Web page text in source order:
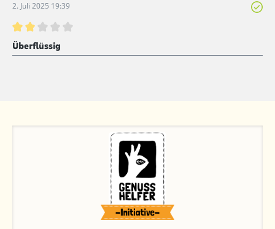
2. Juli 2025 19:39
Bewertung mit 2 von 5 Sternen
Überflüssig